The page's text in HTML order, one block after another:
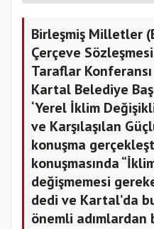
Birleşmiş Milletler
Çerçeve
Taraflar Konferansı
Kartal Belediye
‘Yerel İklim
ve Karşılaşılan
konuşma
konuşmasında
değişmemesi
dedi ve Kartal’da
önemli